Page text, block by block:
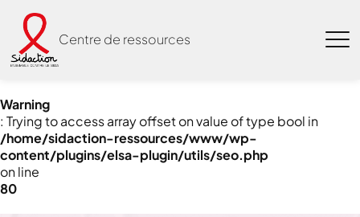
Warning
: Trying to access array offset on value of type bool in
/home/sidaction-ressources/www/wp-
content/plugins/elsa-plugin/utils/seo.php
on line
80
Centre de ressources